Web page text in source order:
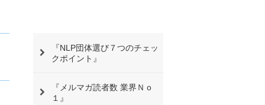
『NLP団体選び７つのチェッ
クポイント』
『メルマガ読者数 業界Ｎｏ
１』